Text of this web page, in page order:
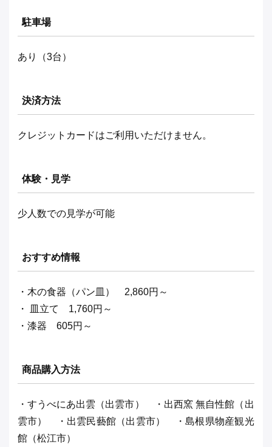
駐車場
あり（3台）
決済方法
クレジットカードはご利用いただけません。
体験・見学
少人数での見学が可能
おすすめ情報
・木の食器（パン皿） 2,860円～
・ 皿立て 1,760円～
・漆器 605円～
商品購入方法
・すうべにあ出雲（出雲市） ・出西窯 無自性館（出
雲市） ・出雲民藝館（出雲市） ・島根県物産観光
館（松江市）